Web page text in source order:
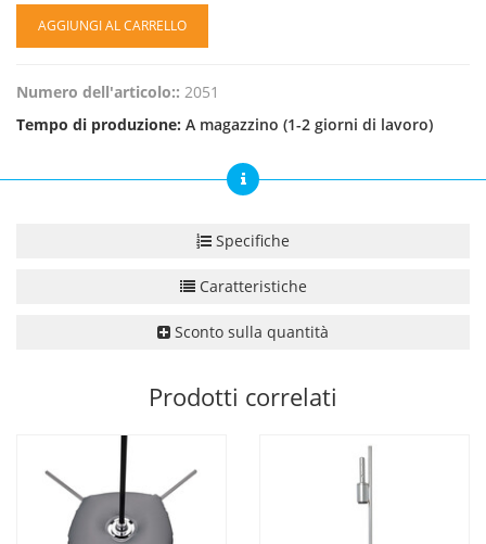
AGGIUNGI AL CARRELLO
Numero dell'articolo:: 2051
Tempo di produzione: A magazzino (1-2 giorni di lavoro)
Specifiche
Caratteristiche
Sconto sulla quantità
Prodotti correlati